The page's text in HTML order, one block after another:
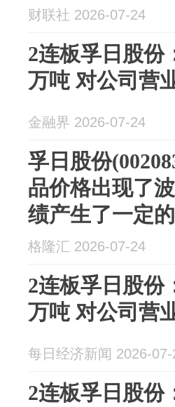
财联社 2026-07-24
2连板孚日股份
万吨 对公司营
金融界 2026-07-24
孚日股份
品价格出现了
绩产生了一定
格隆汇 2026-07-24
2连板孚日股份
万吨 对公司营
每日经济新闻 2026-07-
2连板孚日股份